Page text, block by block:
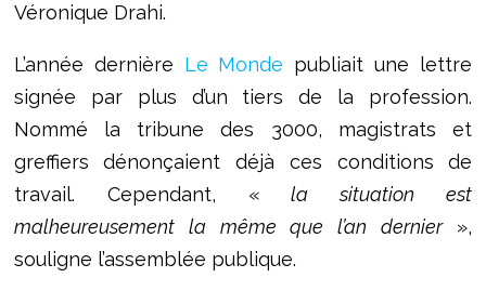
Véronique Drahi.
L’année dernière Le Monde publiait une lettre
signée par plus d’un tiers de la profession.
Nommé la tribune des 3000, magistrats et
greffiers dénonçaient déjà ces conditions de
travail. Cependant, « la situation est
malheureusement la même que l’an dernier »,
souligne l’assemblée publique.